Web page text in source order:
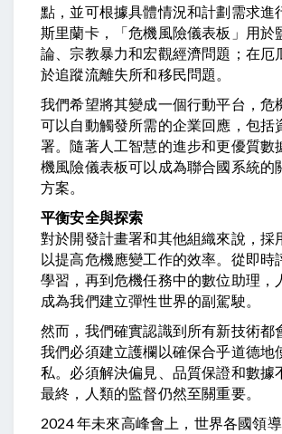
點，並可根據具體情況和計劃需求進
斯里蘭卡，「危機風險儀表板」用於
論、宗教暴力和宏觀經濟問題；在厄
於追蹤流離失所和移民問題。
我們希望將其變成一個行動平台，危
可以自動觸發所需的企業回應，包括
署。隨著人工智慧的進步和更優質數
機風險儀表板可以成為聯合國系統的
方案。
平衡安全與探索
對於開發計畫署和其他組織來說，採
以提高危機應變工作的效率。從即時
學習，再到危機任務中的數位助理，
成為我們建立彈性世界的副駕駛。
然而，我們確實認識到所有新技術都
我們必須建立護欄以確保合乎道德地
私。必須解決偏見、品質保證和數據
最終，人類的監督仍然至關重要。
2024 年未來高峰會上，世界各國領